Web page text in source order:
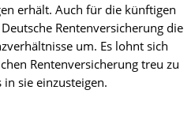
erhält. Auch für die künftigen
Rentenversicherung die
um. Es lohnt sich
Rentenversicherung treu zu
sie einzusteigen.